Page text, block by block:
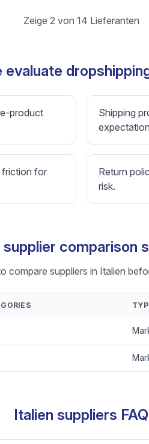
Zeige 2 von 14 Lieferanten
evaluate
product
Shipping
friction for
Return
risk.
supplier comparison
compare suppliers in Italien
Italien suppliers FAQ